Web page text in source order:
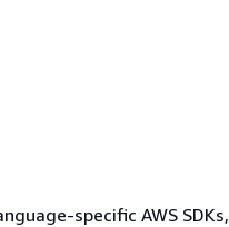
specific AWS SDKs,